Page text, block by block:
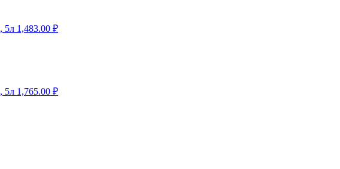
5л 1,483.00 ₽
5л 1,765.00 ₽